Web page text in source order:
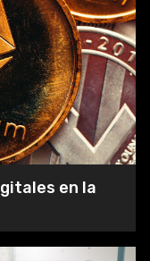
en la
– Gamma